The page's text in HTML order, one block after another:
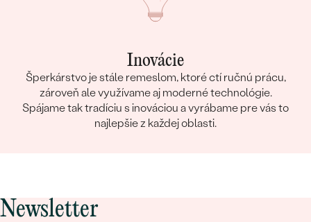
Inovácie
Šperkárstvo je stále remeslom, ktoré ctí ručnú prácu,
zároveň ale využívame aj moderné technológie.
Spájame tak tradíciu s inováciou a vyrábame pre vás to
najlepšie z každej oblasti.
Newsletter